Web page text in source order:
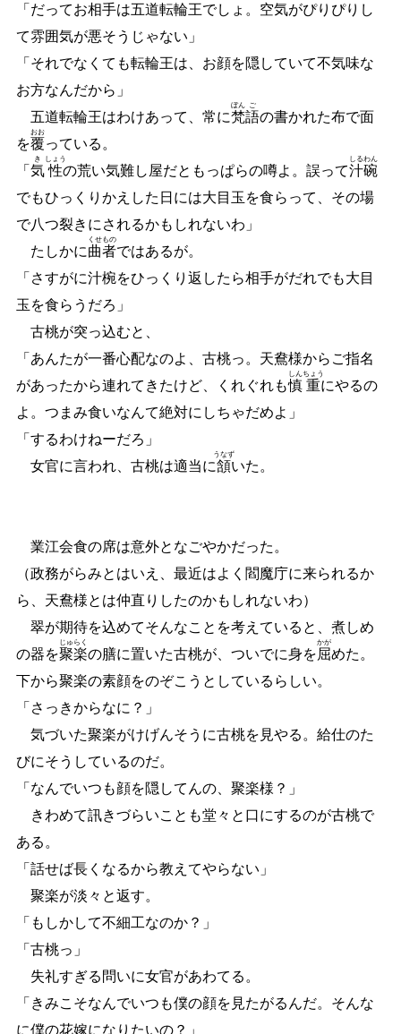
「だってお相手は五道転輪王でしょ。空気がぴりぴりし
て雰囲気が悪そうじゃない」
「それでなくても転輪王は、お顔を隠していて不気味な
お方なんだから」
五道転輪王はわけあって、常に梵
ぼん
語
ご
の書かれた布で面
を覆
おお
っている。
「 気
き
性
しょう
の荒い気難し屋だともっぱらの噂よ。誤って汁
しる
碗
わん
でもひっくりかえした日には大目玉を食らって、その場
で八つ裂きにされるかもしれないわ」
たしかに曲
くせ
者
もの
ではあるが。
「さすがに汁椀をひっくり返したら相手がだれでも大目
玉を食らうだろ」
古桃が突っ込むと、
「あんたが一番心配なのよ、古桃っ。天鴦様からご指名
があったから連れてきたけど、くれぐれも慎
しん
重
ちょう
にやるの
よ。つまみ食いなんて絶対にしちゃだめよ」
「するわけねーだろ」
女官に言われ、古桃は適当に頷
うなず
いた。
業江会食の席は意外となごやかだった。
（政務がらみとはいえ、最近はよく閻魔庁に来られるか
ら、天鴦様とは仲直りしたのかもしれないわ）
翠が期待を込めてそんなことを考えていると、煮しめ
の器を聚
じゅ
楽
らく
の膳に置いた古桃が、ついでに身を屈
かが
めた。
下から聚楽の素顔をのぞこうとしているらしい。
「さっきからなに？」
気づいた聚楽がけげんそうに古桃を見やる。給仕のた
びにそうしているのだ。
「なんでいつも顔を隠してんの、聚楽様？」
きわめて訊きづらいことも堂々と口にするのが古桃で
ある。
「話せば長くなるから教えてやらない」
聚楽が淡々と返す。
「もしかして不細工なのか？」
「古桃っ」
失礼すぎる問いに女官があわてる。
「きみこそなんでいつも僕の顔を見たがるんだ。そんな
に僕の花嫁になりたいの？」